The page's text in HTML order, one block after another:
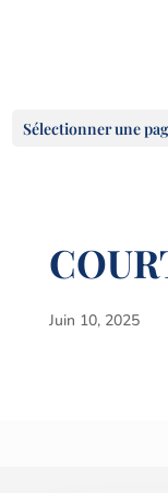
Sélectionner une
Juin 10, 2025